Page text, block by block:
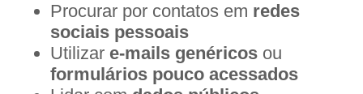
Procurar por contatos em redes
sociais pessoais
Utilizar e-mails genéricos ou
formulários pouco acessados